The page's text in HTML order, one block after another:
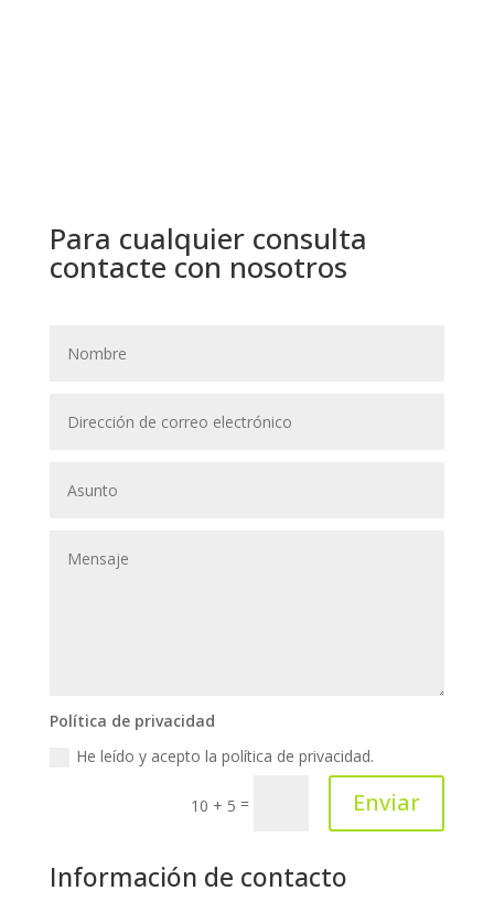
Para cualquier consulta
contacte con nosotros
Política de privacidad
He leído y acepto la política de privacidad.
10 + 5 = Enviar
Información de contacto